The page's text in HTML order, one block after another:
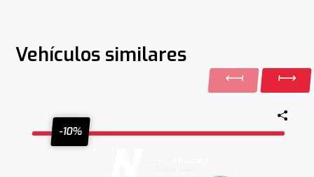
Vehículos similares
-10%